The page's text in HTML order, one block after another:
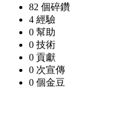
82 個碎鑽
4 經驗
0 幫助
0 技術
0 貢獻
0 次宣傳
0 個金豆